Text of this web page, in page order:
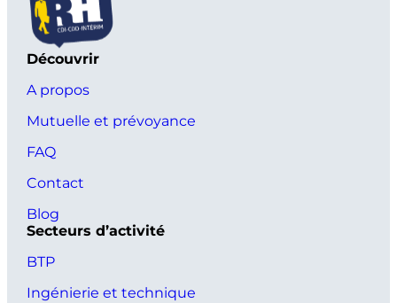
Découvrir
A propos
Mutuelle et prévoyance
FAQ
Contact
Blog
Secteurs d’activité
BTP
Ingénierie et technique